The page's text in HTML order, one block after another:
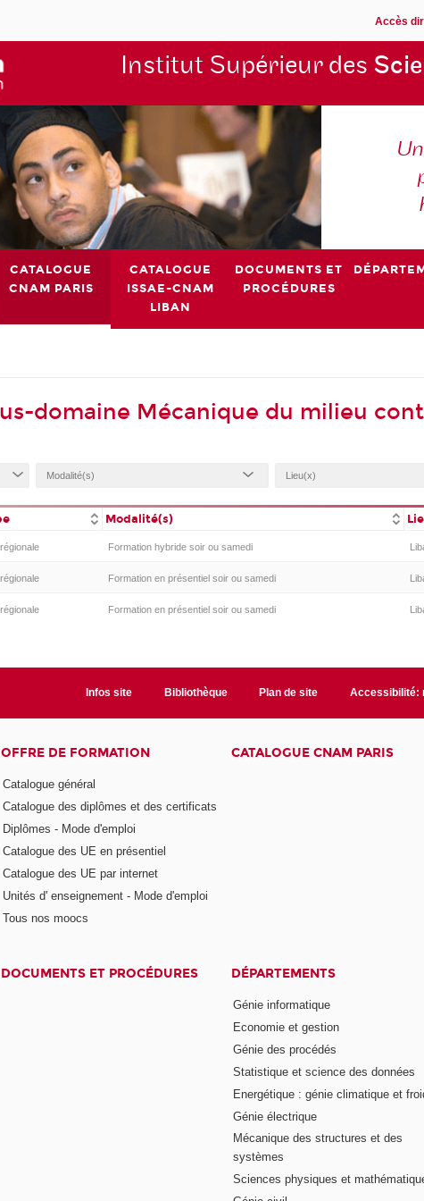
Accès
Institut Supérieur des
CATALOGUE
CNAM PARIS
CATALOGUE
ISSAE-CNAM
LIBAN
DOCUMENTS ET
PROCÉDURES
domaine Mécanique du milieu
Modalité(s)
Formation hybride soir ou samedi
Formation en présentiel soir ou samedi
Formation en présentiel soir ou samedi
Infos site Bibliothèque Plan de site Accessibilité:
OFFRE DE FORMATION
Catalogue général
Catalogue des diplômes et des certificats
Diplômes - Mode d'emploi
Catalogue des UE en présentiel
Catalogue des UE par internet
Unités d' enseignement - Mode d'emploi
Tous nos moocs
CATALOGUE CNAM PARIS
DOCUMENTS ET PROCÉDURES DÉPARTEMENTS
Génie informatique
Economie et gestion
Génie des procédés
Statistique et science des données
Energétique : génie climatique et
Génie électrique
Mécanique des structures et des
systèmes
Sciences physiques et